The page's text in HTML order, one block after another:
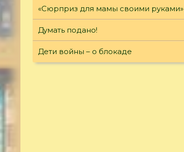
«Сюрприз для мамы своими руками»
Думать подано!
Дети войны – о блокаде